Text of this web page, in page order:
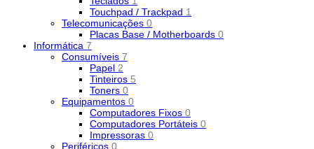
Touchpad / Trackpad 1
Telecomunicações 0
Placas Base / Motherboards 0
Informática 7
Consumíveis 7
Papel 2
Tinteiros 5
Toners 0
Equipamentos 0
Computadores Fixos 0
Computadores Portáteis 0
Impressoras 0
Periféricos 0